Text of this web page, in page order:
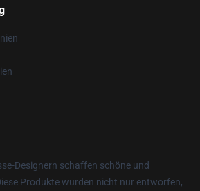
Designern schaffen schöne und
Produkte wurden nicht nur entworfen,